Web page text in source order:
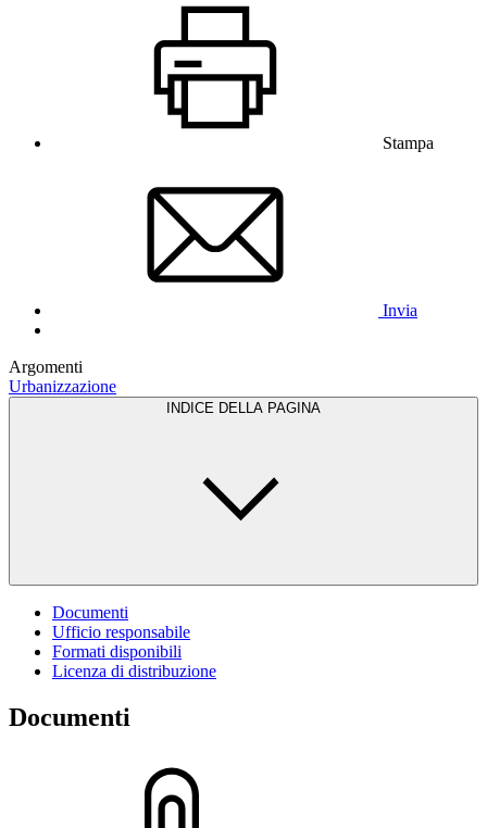
Stampa
Invia
Argomenti
Urbanizzazione
INDICE DELLA PAGINA
Documenti
Ufficio responsabile
Formati disponibili
Licenza di distribuzione
Documenti